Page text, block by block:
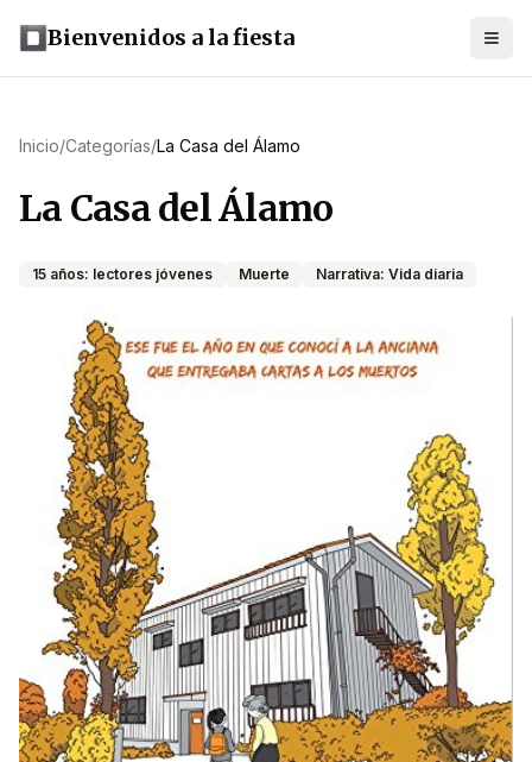
Bienvenidos a la fiesta
Inicio/Categorías/La Casa del Álamo
La Casa del Álamo
15 años: lectores jóvenes Muerte Narrativa: Vida diaria